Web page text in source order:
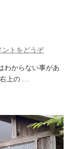
ントをどうぞ(何
で
の
ま
わ
わからない事があ
右上の …